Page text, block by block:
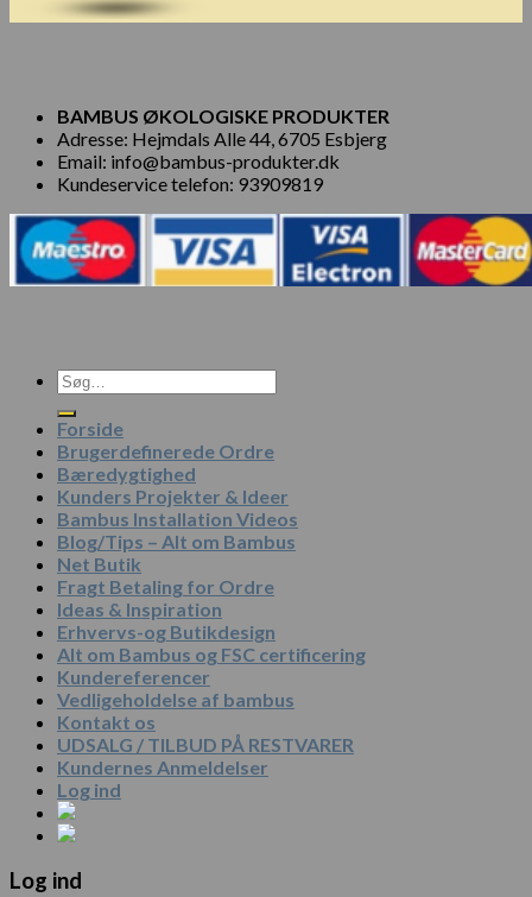
BAMBUS ØKOLOGISKE PRODUKTER
Adresse: Hejmdals Alle 44, 6705 Esbjerg
Email: info@bambus-produkter.dk
Kundeservice telefon: 93909819
Søg
efter:
Forside
Brugerdefinerede Ordre
Bæredygtighed
Kunders Projekter & Ideer
Bambus Installation Videos
Blog/Tips – Alt om Bambus
Net Butik
Fragt Betaling for Ordre
Ideas & Inspiration
Erhvervs-og Butikdesign
Alt om Bambus og FSC certificering
Kundereferencer
Vedligeholdelse af bambus
Kontakt os
UDSALG / TILBUD PÅ RESTVARER
Kundernes Anmeldelser
Log ind
Log ind